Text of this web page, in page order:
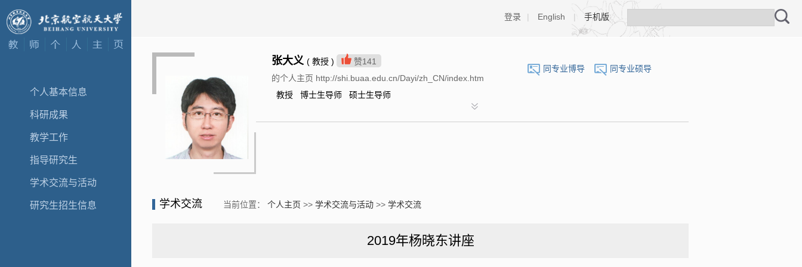
个人基本信息
科研成果
教学工作
指导研究生
学术交流与活动
研究生招生信息
登录 | English | 手机版
同专业博导 同专业硕导
张大义 ( 教授 ) 赞141
的个人主页 http://shi.buaa.edu.cn/Dayi/zh_CN/index.htm
教授 博士生导师 硕士生导师
学术交流 当前位置： 个人主页 >> 学术交流与活动 >> 学术交流
2019年杨晓东讲座